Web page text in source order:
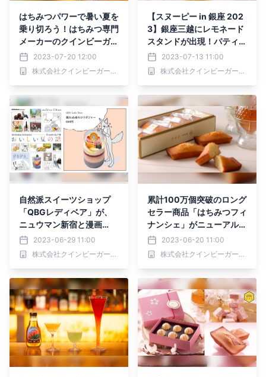
はちみつパワーで暑い夏を
乗り切ろう！はちみつ専門
メーカーのクインビーガー
デンが「はちみつの日キャ
ンペーン」を開催【7月20
日(木)〜8月3日(木)】
2023-07-20 12:00
株式会社クインビーガーデン
【スヌーピー in 銀座 202
3】銀座三越にレモネード
スタンドが出現！パティス
リーQBGが「ルーシーの
はちみつレモネード」や
「スヌーピーはちみつフル
2023-07-13 11:00
株式会社クインビーガーデン
自然派スイーツショップ
「QBGレディベア」が、
ニュウマン新宿と漫画
家“午後”のコラボキャンペ
ーン限定ジャースイーツを
発売！
2023-06-29 11:00
株式会社クインビーガーデン
累計100万個突破のロング
セラー商品「はちみつフィ
ナンシェ」がニューアル
リ！ひまわりの花のはちみ
つでバターやアーモンドの
風味がさらに引き立つ【パ
2023-06-20 11:00
株式会社クインビーガーデン